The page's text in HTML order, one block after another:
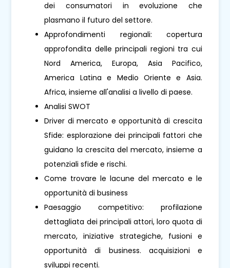
dei consumatori in evoluzione che
plasmano il futuro del settore.
Approfondimenti regionali: copertura
approfondita delle principali regioni tra cui
Nord America, Europa, Asia Pacifico,
America Latina e Medio Oriente e Asia.
Africa, insieme all'analisi a livello di paese.
Analisi SWOT
Driver di mercato e opportunità di crescita
Sfide: esplorazione dei principali fattori che
guidano la crescita del mercato, insieme a
potenziali sfide e rischi.
Come trovare le lacune del mercato e le
opportunità di business
Paesaggio competitivo: profilazione
dettagliata dei principali attori, loro quota di
mercato, iniziative strategiche, fusioni e
opportunità di business. acquisizioni e
sviluppi recenti.